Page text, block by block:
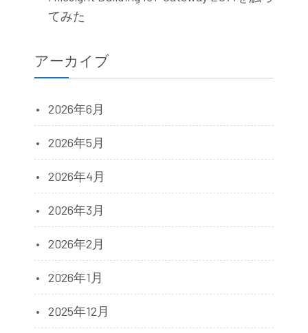
てみた
アーカイブ
2026年6月
2026年5月
2026年4月
2026年3月
2026年2月
2026年1月
2025年12月